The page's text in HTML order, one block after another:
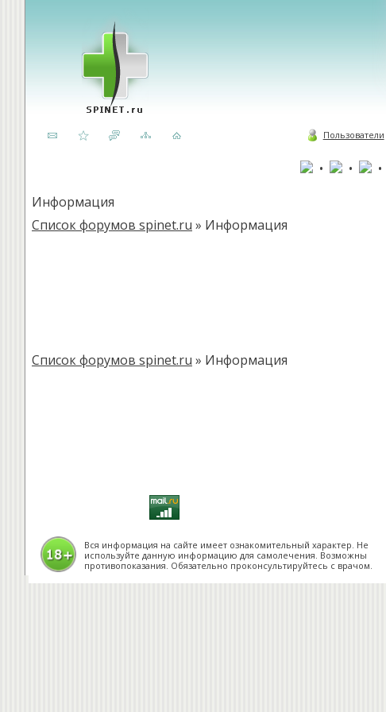
Пользователи
• • •
Информация
Список форумов spinet.ru » Информация
Список форумов spinet.ru » Информация
Вся информация на сайте имеет ознакомительный характер. Не
используйте данную информацию для самолечения. Возможны
противопоказания. Обязательно проконсультируйтесь с врачом.